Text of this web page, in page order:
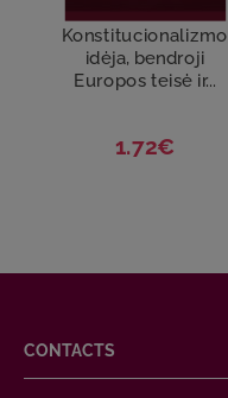
Konstitucionalizmo
idėja, bendroji
Europos teisė ir...
1.72€
CONTACTS